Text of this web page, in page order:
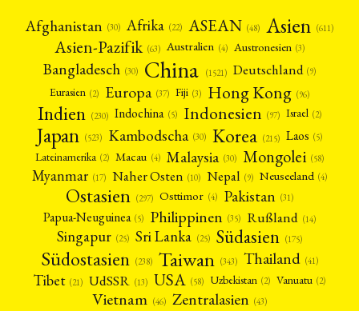
Afghanistan (30) Afrika (22) ASEAN (48) Asien (611)
Asien-Pazifik (63) Australien (4) Austronesien (3)
Bangladesch (30) China (1521) Deutschland (9)
Eurasien (2) Europa (37) Fiji (3) Hong Kong (96)
Indien (230) Indochina (5) Indonesien (97) Israel (2)
Japan (523) Kambodscha (30) Korea (215) Laos (5)
Lateinamerika (2) Macau (4) Malaysia (30) Mongolei (58)
Myanmar (17) Naher Osten (10) Nepal (9) Neuseeland (4)
Ostasien (297) Osttimor (4) Pakistan (31)
Papua-Neuguinea (5) Philippinen (35) Rußland (14)
Singapur (25) Sri Lanka (25) Südasien (175)
Südostasien (238) Taiwan (343) Thailand (41)
Tibet (21) UdSSR (13) USA (58) Uzbekistan (2) Vanuatu (2)
Vietnam (46) Zentralasien (43)